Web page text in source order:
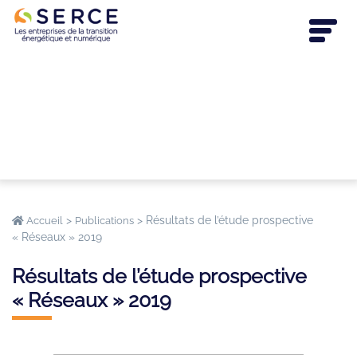
Accueil > Publications > Résultats de l’étude prospective
« Réseaux » 2019
Résultats de l’étude prospective
« Réseaux » 2019